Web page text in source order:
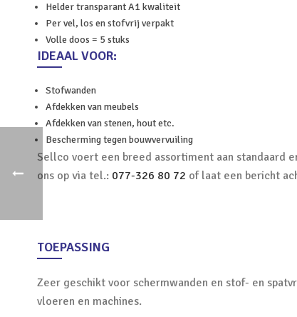
Helder transparant A1 kwaliteit
Per vel, los en stofvrij verpakt
Volle doos = 5 stuks
IDEAAL VOOR:
Stofwanden
Afdekken van meubels
Afdekken van stenen, hout etc.
Bescherming tegen bouwvervuiling
Sellco voert een breed assortiment aan standaard
ons op via tel.: 077-326 80 72 of laat een bericht
TOEPASSING
Zeer geschikt voor schermwanden en stof- en
vloeren en machines.